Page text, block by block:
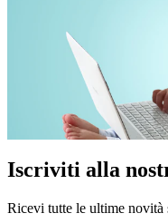
Iscriviti alla
Ricevi tutte le ultime novità